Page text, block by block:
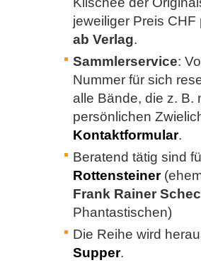
jeweiliger Preis
ab Verlag.
Sammlerservice:
Nummer für sich
alle Bände, die z. B.
persönlichen
Kontaktformular.
Beratend tätig sind
Rottensteiner
Frank Rainer
Phantastischen)
Die Reihe wird
Supper.